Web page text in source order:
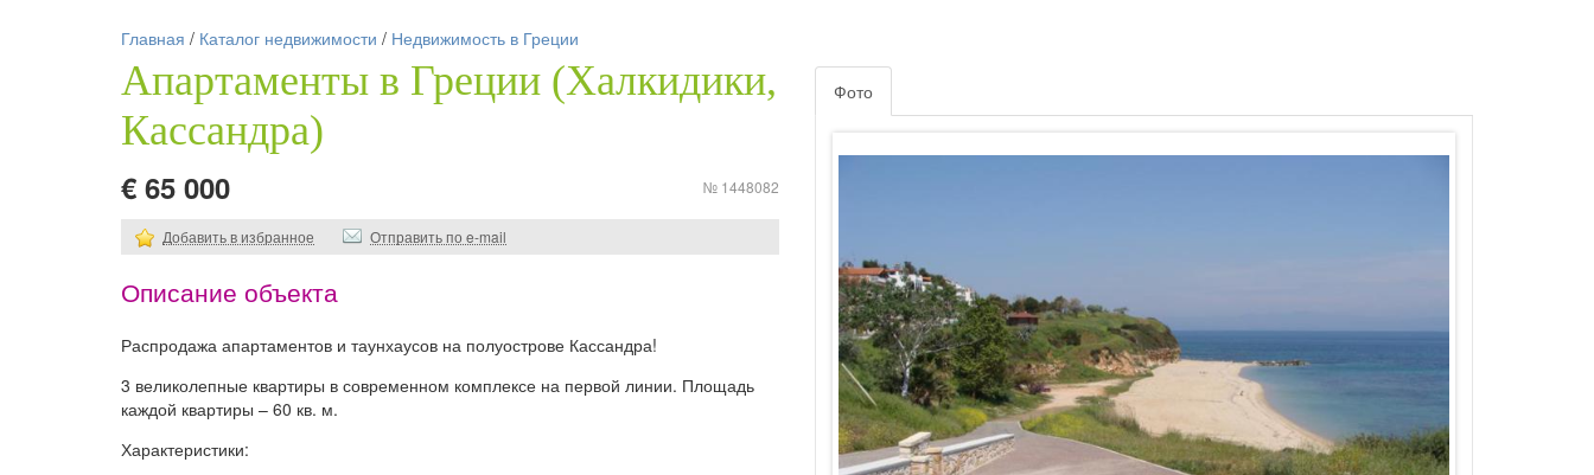
Главная / Каталог недвижимости / Недвижимость в Греции
Апартаменты в Греции (Халкидики,
Кассандра)
€ 65 000 № 1448082
Добавить в избранное Отправить по e-mail
Описание объекта
Распродажа апартаментов и таунхаусов на полуострове Кассандра!
3 великолепные квартиры в современном комплексе на первой линии. Площадь
каждой квартиры – 60 кв. м.
Характеристики:
Фото